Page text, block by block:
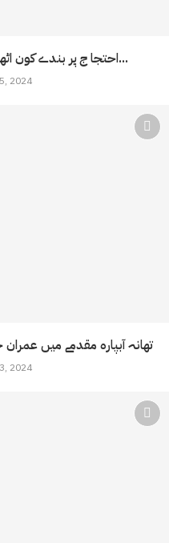
احتجا ج پر بندے کون اٹھا لیتا ہے؟: جج کا آئی جی...
2024
تھانہ آبپارہ مقدمے میں
2024